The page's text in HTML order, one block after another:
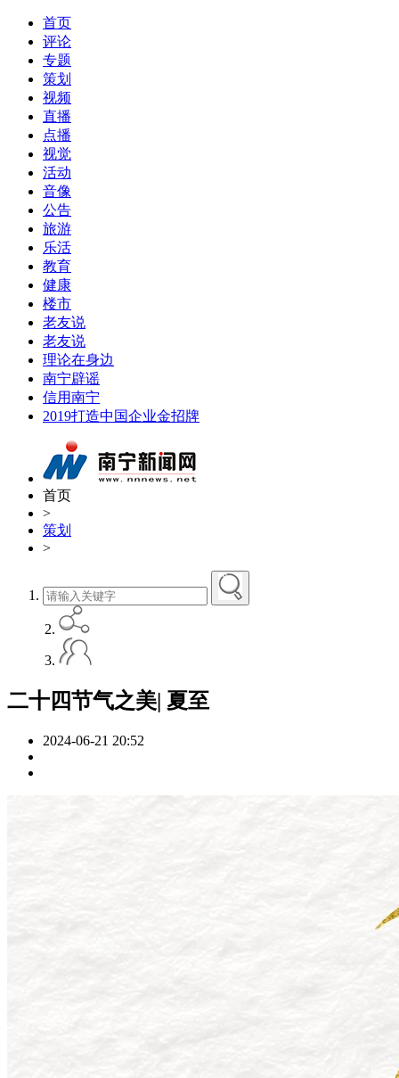
首页
评论
专题
策划
视频
直播
点播
视觉
活动
音像
公告
旅游
乐活
教育
健康
楼市
老友说
老友说
理论在身边
南宁辟谣
信用南宁
2019打造中国企业金招牌
首页
>
策划
>
二十四节气之美| 夏至
2024-06-21 20:52